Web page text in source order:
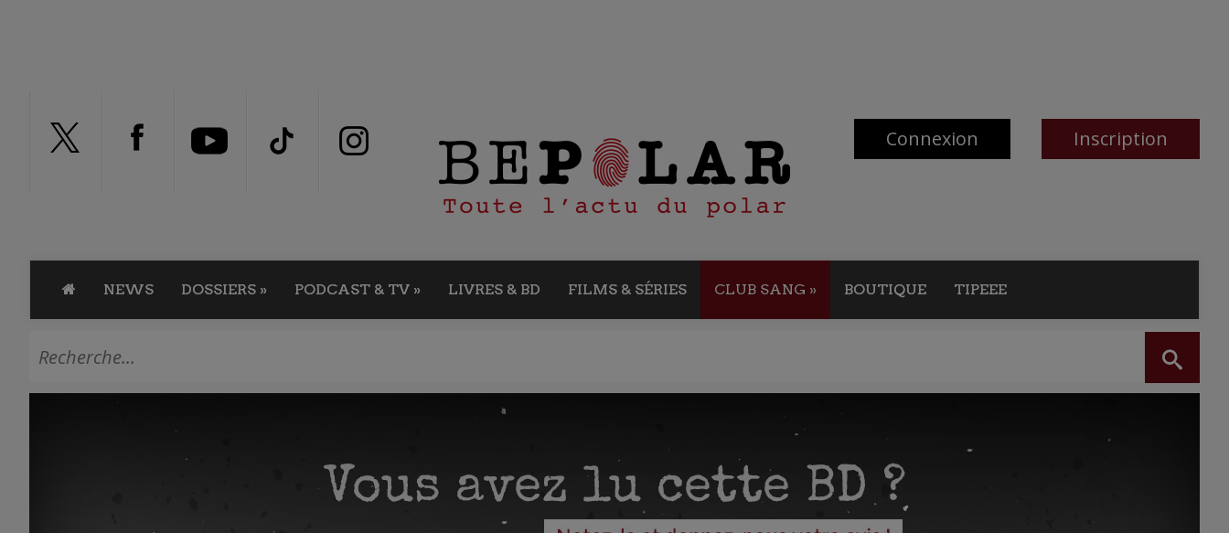
Connexion Inscription
NEWS DOSSIERS » PODCAST & TV » LIVRES & BD FILMS & SÉRIES CLUB SANG » BOUTIQUE TIPEEE